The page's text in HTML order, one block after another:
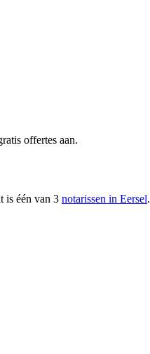
offertes aan.
is één van 3 notarissen in Eersel.